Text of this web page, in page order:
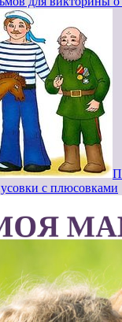
с плюсовками